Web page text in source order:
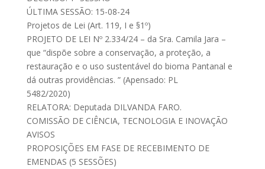
ÚLTIMA SESSÃO: 15-08-24
Projetos de Lei (Art. 119, I e §1º)
PROJETO DE LEI Nº 2.334/24 – da Sra. Camila Jara –
que “dispõe sobre a conservação, a proteção, a
restauração e o uso sustentável do bioma Pantanal e
dá outras providências. ” (Apensado: PL
5482/2020)
RELATORA: Deputada DILVANDA FARO.
COMISSÃO DE CIÊNCIA, TECNOLOGIA E INOVAÇÃO
AVISOS
PROPOSIÇÕES EM FASE DE RECEBIMENTO DE
EMENDAS (5 SESSÕES)